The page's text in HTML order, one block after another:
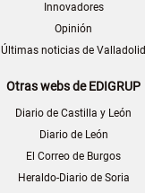
Innovadores
Opinión
Últimas noticias de Valladolid
Otras webs de EDIGRUP
Diario de Castilla y León
Diario de León
El Correo de Burgos
Heraldo-Diario de Soria